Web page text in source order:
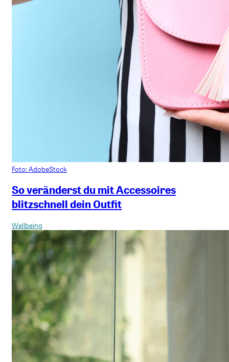
Foto: AdobeStock
So veränderst du mit Accessoires
blitzschnell dein Outfit
Wellbeing